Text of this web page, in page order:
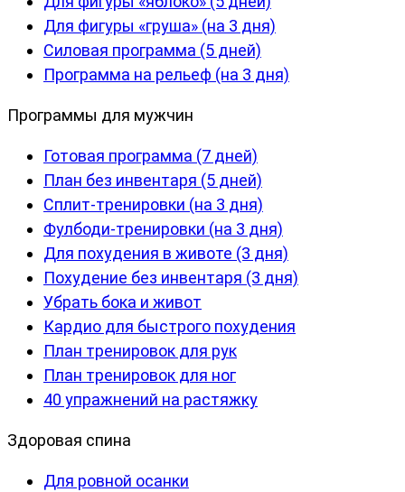
Для фигуры «груша» (на 3 дня)
Силовая программа (5 дней)
Программа на рельеф (на 3 дня)
Программы для мужчин
Готовая программа (7 дней)
План без инвентаря (5 дней)
Сплит-тренировки (на 3 дня)
Фулбоди-тренировки (на 3 дня)
Для похудения в животе (3 дня)
Похудение без инвентаря (3 дня)
Убрать бока и живот
Кардио для быстрого похудения
План тренировок для рук
План тренировок для ног
40 упражнений на растяжку
Здоровая спина
Для ровной осанки